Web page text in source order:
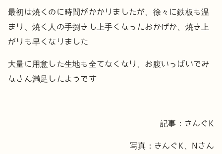
最初は焼くのに時間がかかりましたが、徐々に鉄板も温
まり、焼く人の手捌きも上手くなったおかげか、焼き上
がりも早くなりました
大量に用意した生地も全てなくなり、お腹いっぱいでみ
なさん満足したようです
記事：きんぐK
写真：きんぐK、Nさん